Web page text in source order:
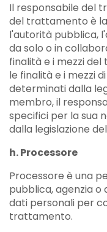
Il responsabile del
del trattamento è
l'autorità pubblica,
da solo o in
finalità e i mezzi
le finalità e i mezzi
determinati dalla
membro, il
specifici per la sua
dalla legislazione
h. Processore
Processore è una
pubblica, agenzia
dati personali per
trattamento.